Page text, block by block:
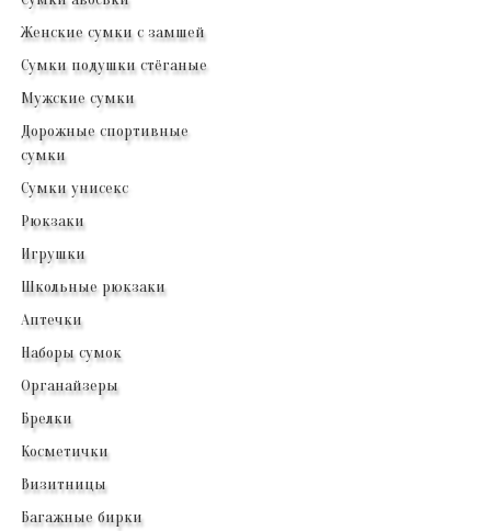
Женские сумки с замшей
Сумки подушки стёганые
Мужские сумки
Дорожные спортивные
сумки
Сумки унисекс
Рюкзаки
Игрушки
Школьные рюкзаки
Аптечки
Наборы сумок
Органайзеры
Брелки
Косметички
Визитницы
Багажные бирки